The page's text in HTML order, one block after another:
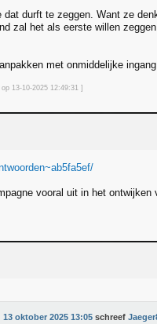
dat durft te zeggen. Want ze
zal het als eerste willen
met onmiddelijke
13-10-2025 12:49:31 ]
vooral uit in het
13 oktober 2025 13:05 schreef